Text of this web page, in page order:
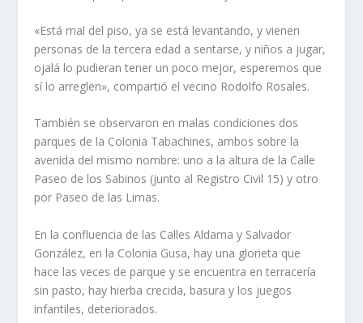
«Está mal del piso, ya se está levantando, y vienen
personas de la tercera edad a sentarse, y niños a jugar,
ojalá lo pudieran tener un poco mejor, esperemos que
sí lo arreglen», compartió el vecino Rodolfo Rosales.
También se observaron en malas condiciones dos
parques de la Colonia Tabachines, ambos sobre la
avenida del mismo nombre: uno a la altura de la Calle
Paseo de los Sabinos (junto al Registro Civil 15) y otro
por Paseo de las Limas.
En la confluencia de las Calles Aldama y Salvador
González, en la Colonia Gusa, hay una glorieta que
hace las veces de parque y se encuentra en terracería
sin pasto, hay hierba crecida, basura y los juegos
infantiles, deteriorados.